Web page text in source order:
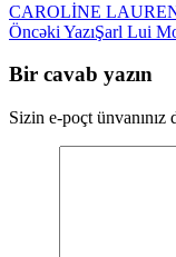
CAROLİNE
Yazılar
üzrə
naviqasiya
Öncəki YazıŞarl Lui
Bir cavab yazın
Sizin e-poçt ünvanınız